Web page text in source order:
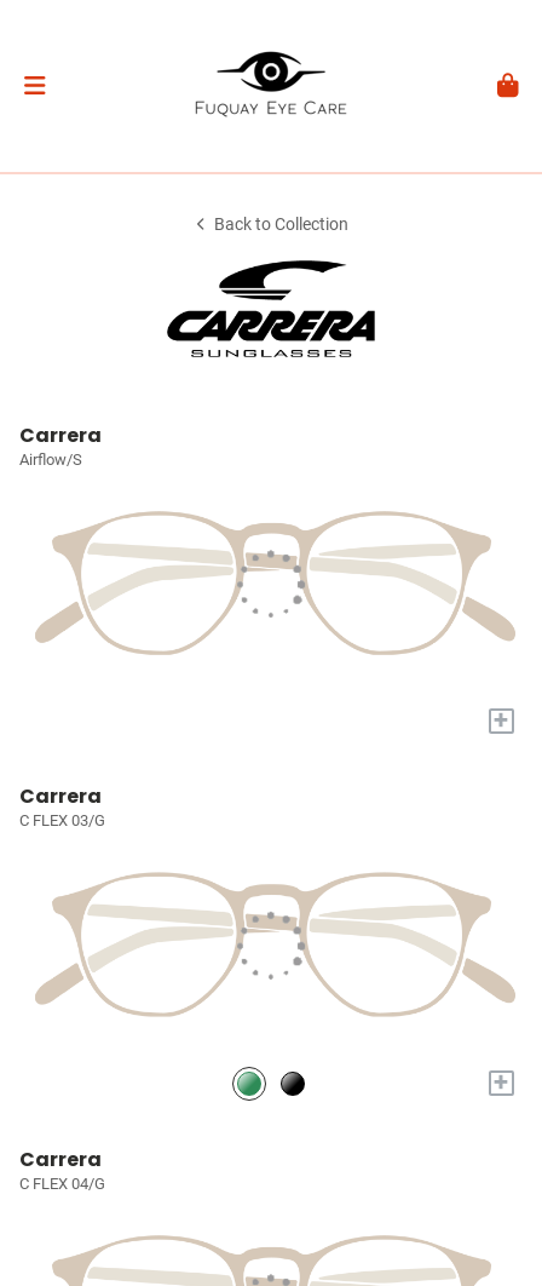
Back to Collection
Carrera
Airflow/S
+
Carrera
C FLEX 03/G
+
Carrera
C FLEX 04/G